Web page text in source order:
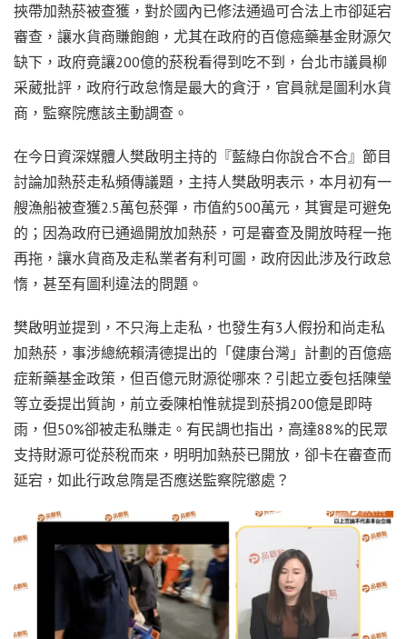
挾帶加熱菸被查獲，對於國內已修法通過可合法上市卻延宕
審查，讓水貨商賺飽飽，尤其在政府的百億癌藥基金財源欠
缺下，政府竟讓200億的菸稅看得到吃不到，台北市議員柳
采葳批評，政府行政怠惰是最大的貪汙，官員就是圖利水貨
商，監察院應該主動調查。
在今日資深媒體人樊啟明主持的『藍綠白你說合不合』節目
討論加熱菸走私頻傳議題，主持人樊啟明表示，本月初有一
艘漁船被查獲2.5萬包菸彈，市值約500萬元，其實是可避免
的；因為政府已通過開放加熱菸，可是審查及開放時程一拖
再拖，讓水貨商及走私業者有利可圖，政府因此涉及行政怠
惰，甚至有圖利違法的問題。
樊啟明並提到，不只海上走私，也發生有3人假扮和尚走私
加熱菸，事涉總統賴清德提出的「健康台灣」計劃的百億癌
症新藥基金政策，但百億元財源從哪來？引起立委包括陳瑩
等立委提出質詢，前立委陳柏惟就提到菸捐200億是即時
雨，但50%卻被走私賺走。有民調也指出，高達88%的民眾
支持財源可從菸稅而來，明明加熱菸已開放，卻卡在審查而
延宕，如此行政怠隋是否應送監察院懲處？